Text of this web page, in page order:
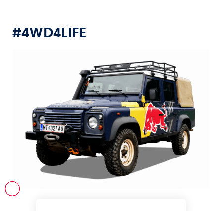
Alle anzeigen
Fahrzeug
#4WD4LIFE